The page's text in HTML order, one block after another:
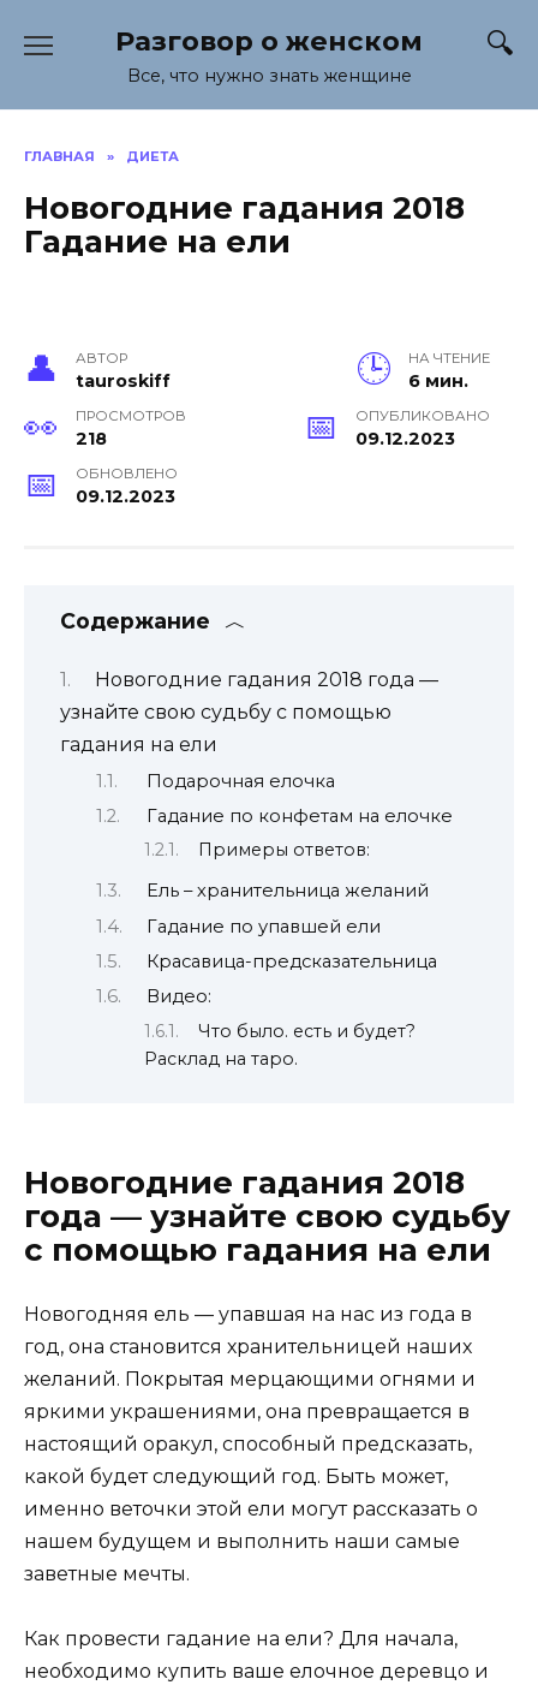
содержанию
Разговор о женском
Все, что нужно знать женщине
ГЛАВНАЯ » ДИЕТА
Новогодние гадания 2018
Гадание на ели
АВТОР
tauroskiff
НА ЧТЕНИЕ
6 мин.
ПРОСМОТРОВ
218
ОПУБЛИКОВАНО
09.12.2023
ОБНОВЛЕНО
09.12.2023
Содержание
Новогодние гадания 2018 года —
узнайте свою судьбу с помощью
гадания на ели
Подарочная елочка
Гадание по конфетам на елочке
Примеры ответов:
Ель – хранительница желаний
Гадание по упавшей ели
Красавица-предсказательница
Видео:
Что было. есть и будет?
Расклад на таро.
Новогодние гадания 2018
года — узнайте свою судьбу
с помощью гадания на ели
Новогодняя ель — упавшая на нас из года в
год, она становится хранительницей наших
желаний. Покрытая мерцающими огнями и
яркими украшениями, она превращается в
настоящий оракул, способный предсказать,
какой будет следующий год. Быть может,
именно веточки этой ели могут рассказать о
нашем будущем и выполнить наши самые
заветные мечты.
Как провести гадание на ели? Для начала,
необходимо купить ваше елочное деревцо и